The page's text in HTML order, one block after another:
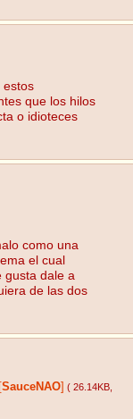
estos
que los hilos
o idioteces
como una
el cual
gusta dale a
de las dos
SauceNAO ( 26.14KB